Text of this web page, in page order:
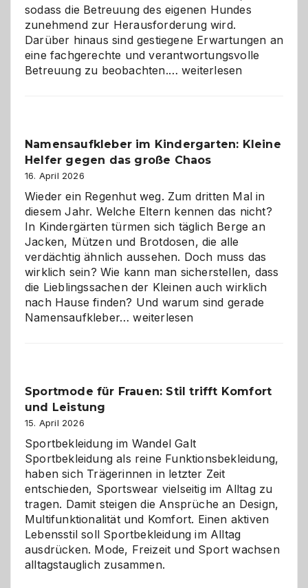
sodass die Betreuung des eigenen Hundes
zunehmend zur Herausforderung wird.
Darüber hinaus sind gestiegene Erwartungen an
eine fachgerechte und verantwortungsvolle
Betreuung zu beobachten.…Betreuung
ist
eine
Wahl?
weiterlesen
Namensaufkleber im Kindergarten: Kleine
Helfer gegen das große Chaos
16. April 2026
Wieder ein Regenhut weg. Zum dritten Mal in
diesem Jahr. Welche Eltern kennen das nicht?
In Kindergärten türmen sich täglich Berge an
Jacken, Mützen und Brotdosen, die alle
verdächtig ähnlich aussehen. Doch muss das
wirklich sein? Wie kann man sicherstellen, dass
die Lieblingssachen der Kleinen auch wirklich
nach Hause finden? Und warum sind gerade
Namensaufkleber…Namensaufkleber
gegen
Chaos
weiterlesen
Sportmode für Frauen: Stil trifft Komfort
und Leistung
15. April 2026
Sportbekleidung im Wandel Galt
Sportbekleidung als reine Funktionsbekleidung,
haben sich Trägerinnen in letzter Zeit
entschieden, Sportswear vielseitig im Alltag zu
tragen. Damit steigen die Ansprüche an Design,
Multifunktionalität und Komfort. Einen aktiven
Lebensstil soll Sportbekleidung im Alltag
ausdrücken. Mode, Freizeit und Sport wachsen
alltagstauglich zusammen.